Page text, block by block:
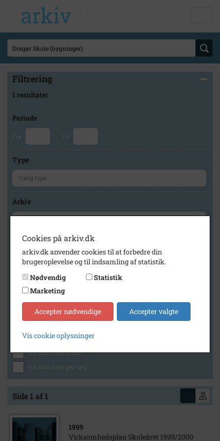
Filtrering
1 resultater
Periode
Fra Til
Type
Arkiv
Geografi
Generelt
Vis kun med billeder
Vis kun med lydklip
Vis kun med kilder
Vis kun med geo-tag
Side 1 af 1
1999
Virksomhedsplan Skoleåret 1999/2000
Cookies på arkiv.dk
arkiv.dk anvender cookies til at forbedre din
brugeroplevelse og til indsamling af statistik.
Nødvendig
Statistik
Marketing
Accepter nødvendige Accepter valgte
Vis cookie oplysninger